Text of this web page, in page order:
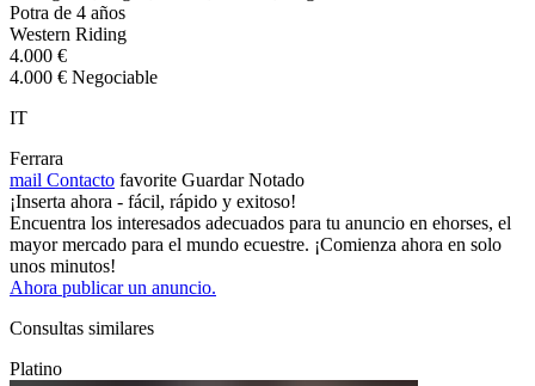
Potra de 4 años
Western Riding
4.000 €
4.000 € Negociable
IT
Ferrara
mail Contacto favorite Guardar Notado
¡Inserta ahora - fácil, rápido y exitoso!
Encuentra los interesados adecuados para tu anuncio en ehorses, el
mayor mercado para el mundo ecuestre. ¡Comienza ahora en solo
unos minutos!
Ahora publicar un anuncio.
Consultas similares
Platino